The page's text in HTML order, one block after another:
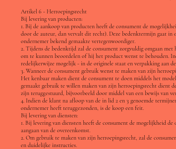
Artikel 6 - Herroepingsrecht
Bij levering van producten:
1. Bij de aankoop van producten heeft de consument de
door de auteur, dan vervalt dit recht). Deze bedenktermijn gaat in
ondernemer bekend gemaakte vertegenwoordiger.
2. Tijdens de bedenktijd zal de consument zorgvuldig omgaan
om te kunnen beoordelen of hij het product wenst te behouden.
redelijkerwijze mogelijk - in de originele staat en verpakking aan
3. Wanneer de consument gebruik wenst te maken van zijn
Het kenbaar maken dient de consument te doen middels het
gemaakt gebruik te willen maken van zijn herroepingsrecht dient
zijn teruggestuurd, bijvoorbeeld door middel van een bewijs van
4. Indien de klant na afloop van de in lid 2 en 3 genoemde
ondernemer heeft teruggezonden, is de koop een feit.
Bij levering van diensten:
1. Bij levering van diensten heeft de consument de mogelijkheid
aangaan van de overeenkomst.
2. Om gebruik te maken van zijn herroepingsrecht, zal de
en duidelijke instructies.